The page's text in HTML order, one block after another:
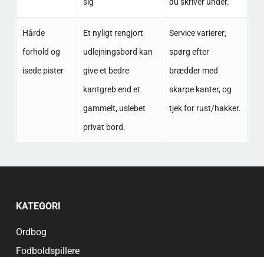
Hårde
forhold og
isede pister
Et nyligt rengjort
udlejningsbord kan
give et bedre
kantgreb end et
gammelt, uslebet
privat bord.
Service varierer;
spørg efter
brædder med
skarpe kanter, og
tjek for rust/hakker.
KATEGORI
Ordbog
Fodboldspillere